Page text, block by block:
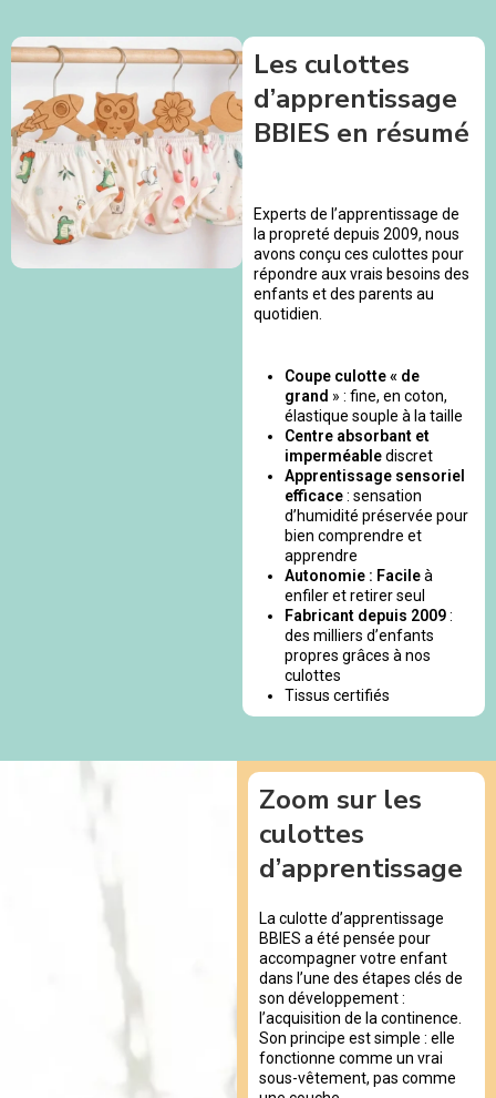
Les culottes
d’apprentissage
BBIES en résumé
Experts de l’apprentissage de
la propreté depuis 2009, nous
avons conçu ces culottes pour
répondre aux vrais besoins des
enfants et des parents au
quotidien.
Coupe culotte « de
grand » : fine, en coton,
élastique souple à la taille
Centre absorbant et
imperméablediscret
Apprentissage sensoriel
efficace: sensation
d’humidité préservée pour
bien comprendre et
apprendre
Autonomie : Facileà
enfiler et retirer seul
Fabricant depuis 2009:
des milliers d’enfants
propres grâces à nos
culottes
Tissus certifiés
Zoom sur les
culottes
d’apprentissage
La culotte d’apprentissage
BBIES a été pensée pour
accompagner votre enfant
dans l’une des étapes clés de
son développement :
l’acquisition de la continence.
Son principe est simple : elle
fonctionne comme un vrai
sous-vêtement, pas comme